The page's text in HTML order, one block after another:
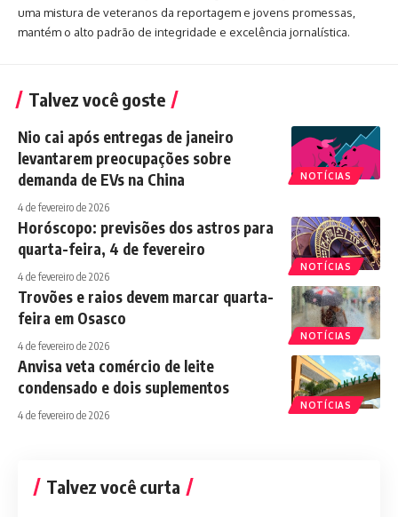
uma mistura de veteranos da reportagem e jovens promessas,
mantém o alto padrão de integridade e excelência jornalística.
Talvez você goste
NOTÍCIAS
Nio cai após entregas de janeiro
levantarem preocupações sobre
demanda de EVs na China
4 de fevereiro de 2026
NOTÍCIAS
Horóscopo: previsões dos astros para
quarta-feira, 4 de fevereiro
4 de fevereiro de 2026
NOTÍCIAS
Trovões e raios devem marcar quarta-
feira em Osasco
4 de fevereiro de 2026
NOTÍCIAS
Anvisa veta comércio de leite
condensado e dois suplementos
4 de fevereiro de 2026
Talvez você curta